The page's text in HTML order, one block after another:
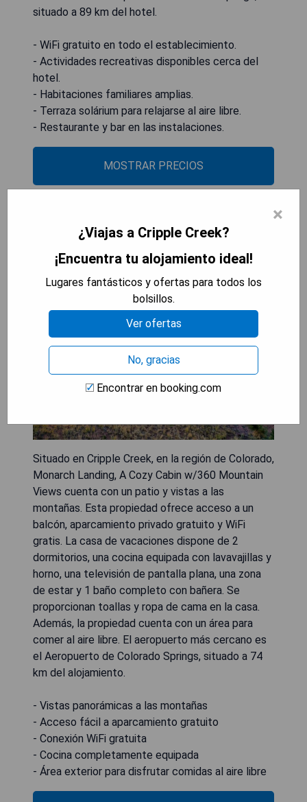
situado a 89 km del hotel.
- WiFi gratuito en todo el establecimiento.
- Actividades recreativas disponibles cerca del
hotel.
- Habitaciones familiares amplias.
- Terraza solárium para relajarse al aire libre.
- Restaurante y bar en las instalaciones.
MOSTRAR PRECIOS
Monarch Landing, A Cozy Cabin
w/360 Mountain Views
Situado en Cripple Creek, en la región de Colorado,
Monarch Landing, A Cozy Cabin w/360 Mountain
Views cuenta con un patio y vistas a las
montañas. Esta propiedad ofrece acceso a un
balcón, aparcamiento privado gratuito y WiFi
gratis. La casa de vacaciones dispone de 2
dormitorios, una cocina equipada con lavavajillas y
horno, una televisión de pantalla plana, una zona
de estar y 1 baño completo con bañera. Se
proporcionan toallas y ropa de cama en la casa.
Además, la propiedad cuenta con un área para
comer al aire libre. El aeropuerto más cercano es
el Aeropuerto de Colorado Springs, situado a 74
km del alojamiento.
- Vistas panorámicas a las montañas
- Acceso fácil a aparcamiento gratuito
- Conexión WiFi gratuita
- Cocina completamente equipada
- Área exterior para disfrutar comidas al aire libre
×
¿Viajas a Cripple Creek?
¡Encuentra tu alojamiento ideal!
Lugares fantásticos y ofertas para todos los
bolsillos.
Ver ofertas
No, gracias
Encontrar en booking.com